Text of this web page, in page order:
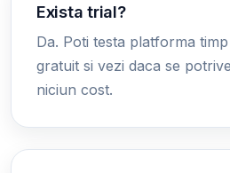
Exista trial?
Da. Poti testa platforma
gratuit si vezi daca se
niciun cost.